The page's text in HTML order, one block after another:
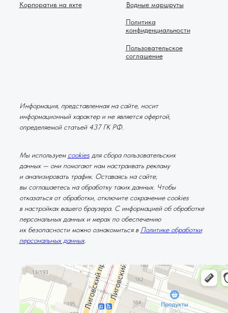
Корпоратив на яхте
Пользовательское
соглашение
Политика
конфиденциальности
Водные маршруты
Мы используем cookiesдля сбора пользовательских
данных — они помогают нам настраивать рекламу
и анализировать трафик. Оставаясь на сайте,
вы соглашаетесь на обработку таких данных. Чтобы
отказаться от обработки, отключите сохранение cookies
в настройках вашего браузера. С информацией об обработке
персональных данных и мерах по обеспечению
их безопасности можно ознакомиться в Политике обработки
персональных данных.
Информация, представленная на сайте, носит
информационный характер и не является офертой,
определяемой статьей 437 ГК РФ.